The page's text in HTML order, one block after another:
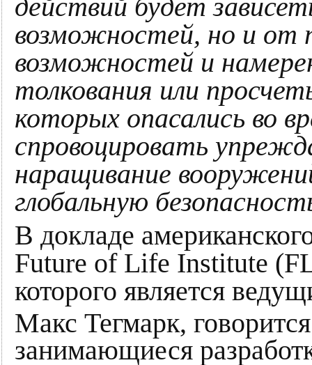
действий будет
возможностей, но и от
возможностей и
толкования или
которых опасались во
спровоцировать
наращивание
глобальную
В докладе
Future of Life Institute
которого является
Макс Тегмарк, говорится
занимающиеся